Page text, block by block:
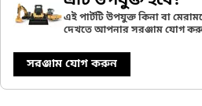
এই পার্টটি উপযুক্ত কিনা বা
দেখতে আপনার সরঞ্জাম যোগ
সরঞ্জাম যোগ করুন